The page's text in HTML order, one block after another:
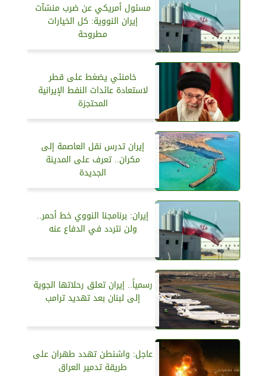
مسئول أمريكي عن ضرب منشآت
إيران النووية: كل الخيارات
مطروحة
خامنئي يضغط على قطر
لاستعادة عائدات النفط الإيرانية
المحتجزة
إيران تدرس نقل العاصمة إلى
مكران.. تعرف على المدينة
الجديدة
إيران: برنامجنا النووي خط أحمر..
ولن نتردد في الدفاع عنه
رسمياً.. إيران تعلق رحلاتها الجوية
إلى لبنان بعد تهديد ترامب
عاجل: واشنطن تهدد طهران على
طريقة تدمير العراق